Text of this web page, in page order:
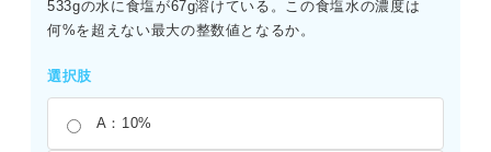
533gの水に食塩が67g溶けている。この食塩水の濃度は
何%を超えない最大の整数値となるか。
選択肢
A：10%